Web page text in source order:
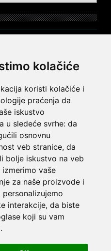
kolačiće
koristi kolačiće i
praćenja da
iskustvo
u sledeće svrhe: da
osnovnu
veb stranice, da
bolje iskustvo na veb
izmerimo vaše
za naše proizvode i
personalizujemo
interakcije, da biste
koji su vam
.
najjednostavnije
- razlika
na engleskom?